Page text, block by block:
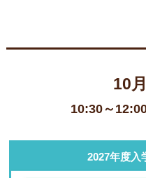
10
10:30～
2027年度入